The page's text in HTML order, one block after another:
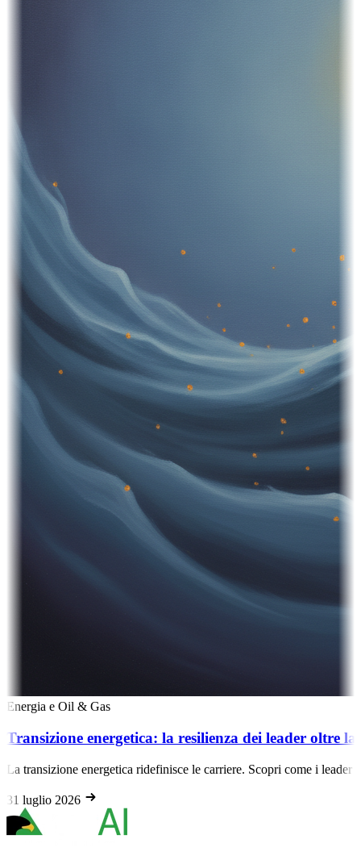
Energia e Oil & Gas
Transizione energetica: la resilienza dei leader oltre
La transizione energetica ridefinisce le carriere. Scopri come i
31 luglio 2026